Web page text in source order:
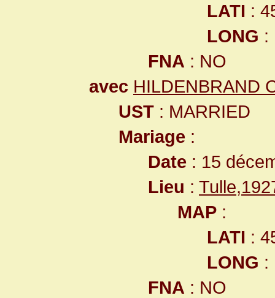
LATI :
LONG :
FNA : NO
avec HILDENBRAND
UST : MARRIED
Mariage :
Date : 15
Lieu :
MAP :
LATI :
LONG :
FNA : NO